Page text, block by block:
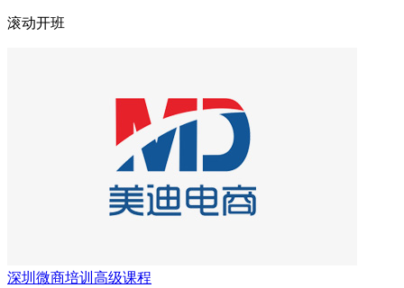
滚动开班
深圳微商培训高级课程